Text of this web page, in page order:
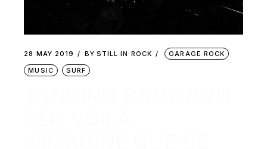
28 MAY 2019 BY STILL IN ROCK
GARAGE ROCK
MUSIC
SURF